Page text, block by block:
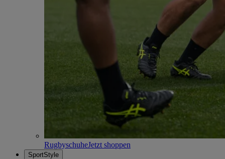
RugbyschuheJetzt shoppen
SportStyle